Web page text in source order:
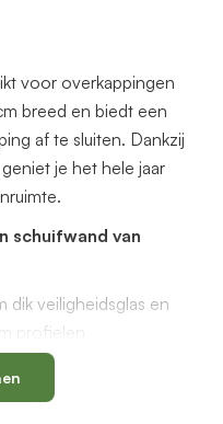
voor overkappingen
breed en biedt een
af te sluiten. Dankzij
je het hele jaar
schuifwand van
dik veiligheidsglas en
profielen
vervangbaar loopspoor,
verkrijgbaar in antraciet